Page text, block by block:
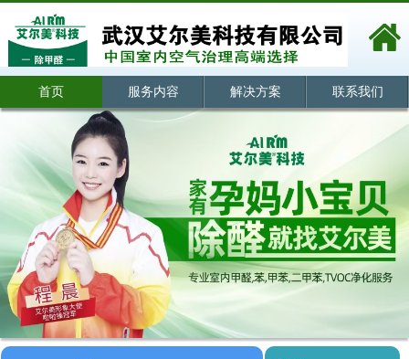
首页 服务内容 解决方案 联系我们